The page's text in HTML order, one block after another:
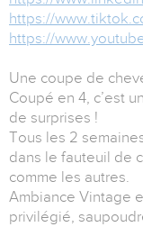
https://
https://
Une coupe de
Coupé en 4, c’est
de surprises !
Tous les 2
dans le fauteuil de
comme les autres.
Ambiance Vintage
privilégié,